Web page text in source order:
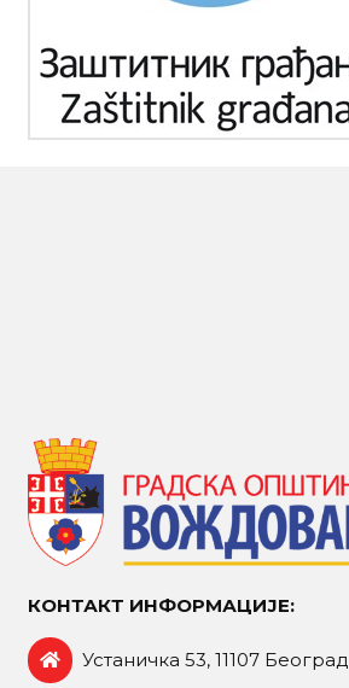
КОНТАКТ ИНФОРМАЦИЈЕ:
Устаничка 53, 11107 Београд